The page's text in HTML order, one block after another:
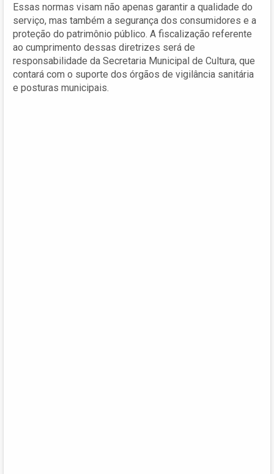
Essas normas visam não apenas garantir a qualidade do
serviço, mas também a segurança dos consumidores e a
proteção do patrimônio público. A fiscalização referente
ao cumprimento dessas diretrizes será de
responsabilidade da Secretaria Municipal de Cultura, que
contará com o suporte dos órgãos de vigilância sanitária
e posturas municipais.